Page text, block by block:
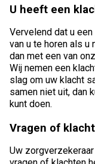
U heeft een
Vervelend dat u
van u te horen als
dan met een van
Wij nemen een
slag om uw klacht
samen niet uit, dan
kunt doen.
Vragen of
Uw